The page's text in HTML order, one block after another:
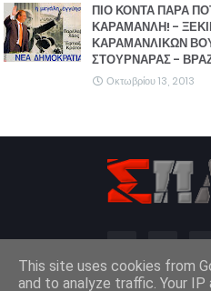
ΠΙΟ ΚΟΝΤΑ ΠΑΡΑ
ΚΑΡΑΜΑΝΛΗ! -
ΚΑΡΑΜΑΝΛΙΚΩΝ
ΣΤΟΥΡΝΑΡΑΣ -
Οκτωβρίου 13, 2013
This site uses cookies from
and to analyze traffic. Your